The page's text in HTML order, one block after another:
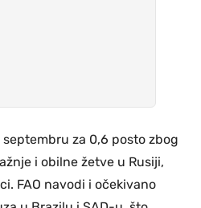
za 0,6 posto zbog
i obilne žetve u Rusiji,
FAO navodi i očekivano